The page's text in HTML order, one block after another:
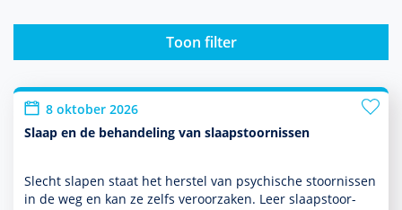
Toon filter
8 oktober 2026
Slaap en de behandeling van slaapstoornissen
Slecht slapen staat het herstel van psychische stoor­nissen
in de weg en kan ze zelfs veroorzaken. Leer slaapstoor­